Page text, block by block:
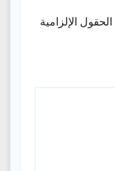
الحقول الإلزامية